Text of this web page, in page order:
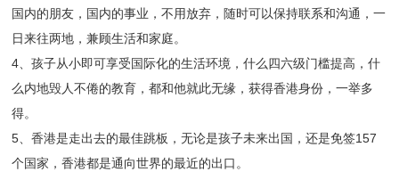
国内的朋友，国内的事业，不用放弃，随时可以保持联系和沟通，一
日来往两地，兼顾生活和家庭。
4、孩子从小即可享受国际化的生活环境，什么四六级门槛提高，什
么内地毁人不倦的教育，都和他就此无缘，获得香港身份，一举多
得。
5、香港是走出去的最佳跳板，无论是孩子未来出国，还是免签157
个国家，香港都是通向世界的最近的出口。